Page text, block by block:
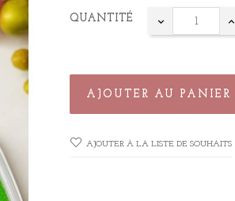
QUANTITÉ
AJOUTER AU PANIER
AJOUTER À LA LISTE DE SOUHAITS